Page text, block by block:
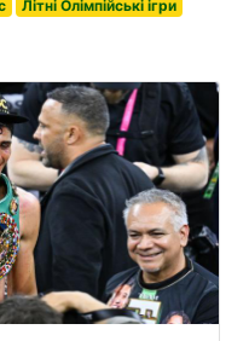
Літні Олімпійські ігри